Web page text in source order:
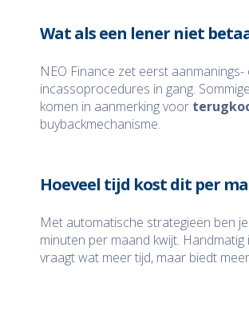
Wat als een lener niet
NEO Finance zet eerst aanmanings-
incassoprocedures in gang.
komen in aanmerking voor
buybackmechanisme.
Hoeveel tijd kost dit per
Met automatische strategieën ben
minuten per maand kwijt. Handmatig
vraagt wat meer tijd, maar biedt